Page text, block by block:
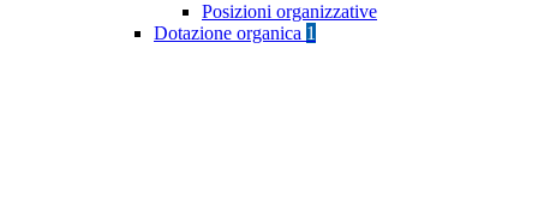
Posizioni organizzative
Dotazione organica 1